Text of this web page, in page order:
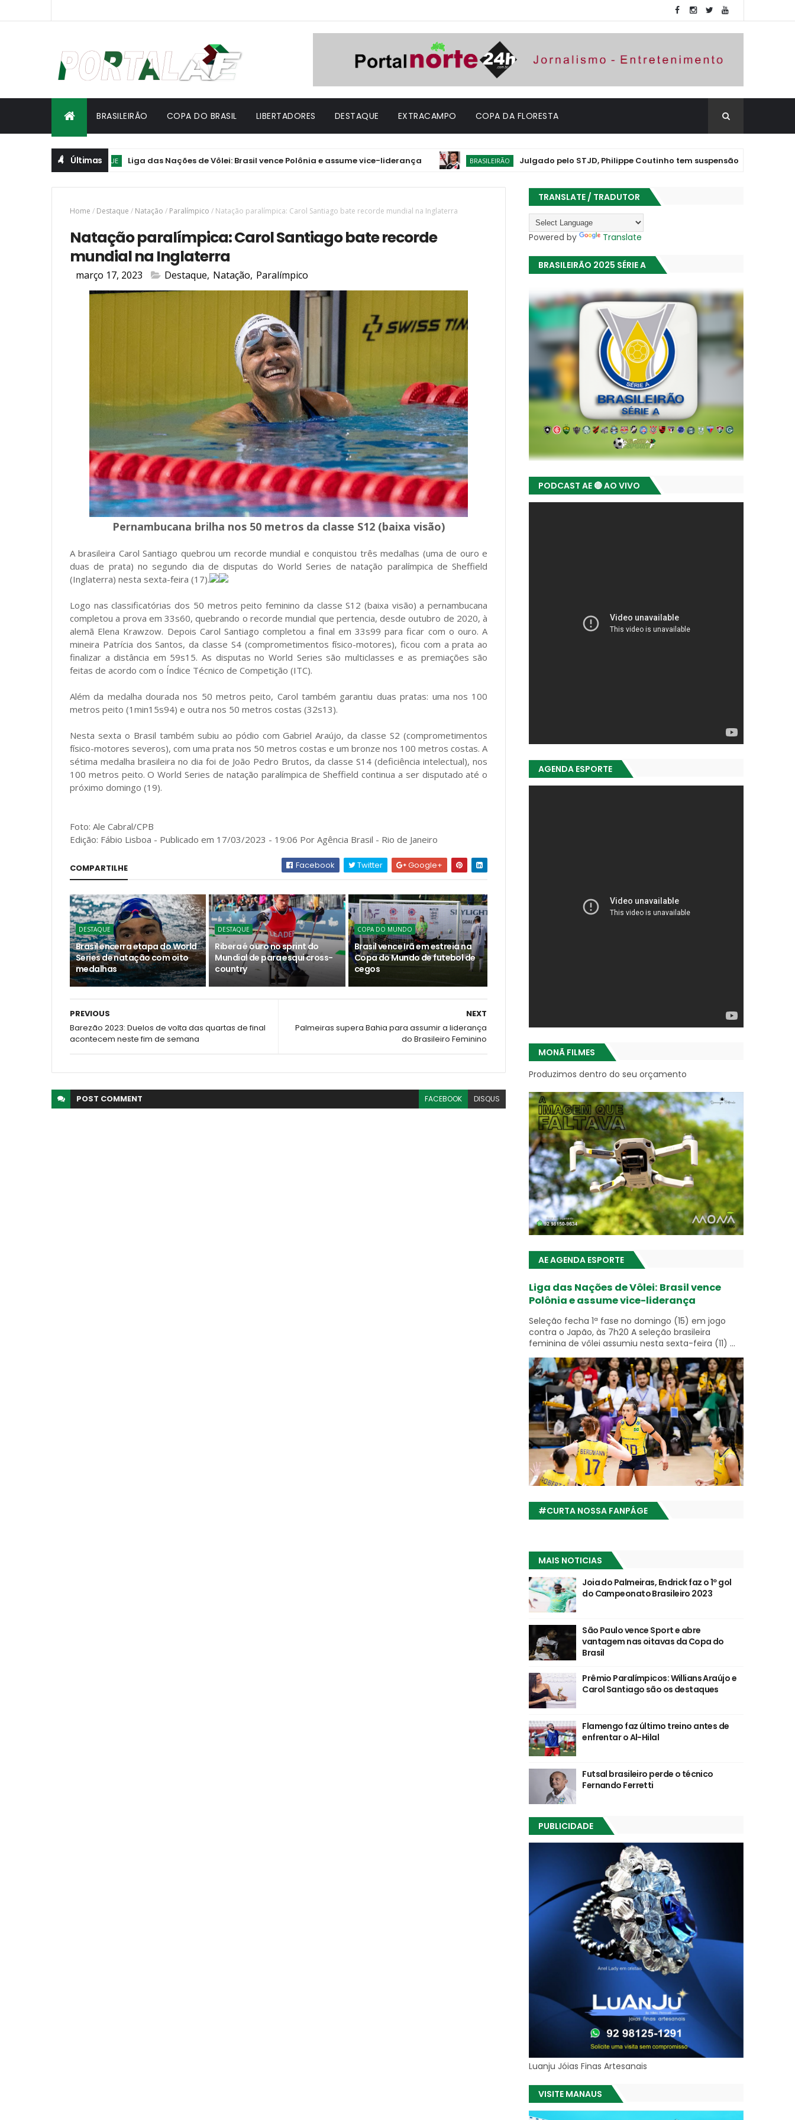
BRASILEIRÃO COPA DO BRASIL LIBERTADORES DESTAQUE EXTRACAMPO COPA DA FLORESTA
Últimas
DESTAQUE Liga das Nações de Vôlei: Brasil vence Polônia e assume vice-liderança BRASILEIRÃO Julgado pelo STJD, Philippe Coutinho tem suspensão convertida em
Home / Destaque / Natação / Paralímpico / Natação paralímpica: Carol Santiago bate recorde mundial na Inglaterra
Natação paralímpica: Carol Santiago bate recorde
mundial na Inglaterra
março 17, 2023 Destaque, Natação, Paralímpico
Pernambucana brilha nos 50 metros da classe S12 (baixa visão)
A brasileira Carol Santiago quebrou um recorde mundial e conquistou três medalhas (uma de ouro e
duas de prata) no segundo dia de disputas do World Series de natação paralímpica de Sheffield
(Inglaterra) nesta sexta-feira (17).
Logo nas classificatórias dos 50 metros peito feminino da classe S12 (baixa visão) a pernambucana
completou a prova em 33s60, quebrando o recorde mundial que pertencia, desde outubro de 2020, à
alemã Elena Krawzow. Depois Carol Santiago completou a final em 33s99 para ficar com o ouro. A
mineira Patrícia dos Santos, da classe S4 (comprometimentos físico-motores), ficou com a prata ao
finalizar a distância em 59s15. As disputas no World Series são multiclasses e as premiações são
feitas de acordo com o Índice Técnico de Competição (ITC).
Além da medalha dourada nos 50 metros peito, Carol também garantiu duas pratas: uma nos 100
metros peito (1min15s94) e outra nos 50 metros costas (32s13).
Nesta sexta o Brasil também subiu ao pódio com Gabriel Araújo, da classe S2 (comprometimentos
físico-motores severos), com uma prata nos 50 metros costas e um bronze nos 100 metros costas. A
sétima medalha brasileira no dia foi de João Pedro Brutos, da classe S14 (deficiência intelectual), nos
100 metros peito. O World Series de natação paralímpica de Sheffield continua a ser disputado até o
próximo domingo (19).
Foto: Ale Cabral/CPB
Edição: Fábio Lisboa - Publicado em 17/03/2023 - 19:06 Por Agência Brasil - Rio de Janeiro
COMPARTILHE Facebook Twitter Google+
DESTAQUE
Brasil encerra etapa do World
Series de natação com oito
medalhas
DESTAQUE
Ribera é ouro no sprint do
Mundial de para esqui cross-
country
COPA DO MUNDO
Brasil vence Irã em estreia na
Copa do Mundo de futebol de
cegos
NEXT
Palmeiras supera Bahia para assumir a liderança
do Brasileiro Feminino
PREVIOUS
Barezão 2023: Duelos de volta das quartas de final
acontecem neste fim de semana
POST COMMENT FACEBOOK DISQUS
TRANSLATE / TRADUTOR
Powered by Translate
BRASILEIRÃO 2025 SÉRIE A
PODCAST AE 🔴 AO VIVO
AGENDA ESPORTE
MONÃ FILMES
Produzimos dentro do seu orçamento
AE AGENDA ESPORTE
Liga das Nações de Vôlei: Brasil vence
Polônia e assume vice-liderança
Seleção fecha 1ª fase no domingo (15) em jogo
contra o Japão, às 7h20 A seleção brasileira
feminina de vôlei assumiu nesta sexta-feira (11) ...
#CURTA NOSSA FANPÁGE
MAIS NOTICIAS
Joia do Palmeiras, Endrick faz o 1º gol
do Campeonato Brasileiro 2023
São Paulo vence Sport e abre
vantagem nas oitavas da Copa do
Brasil
Prêmio Paralímpicos: Willians Araújo e
Carol Santiago são os destaques
Flamengo faz último treino antes de
enfrentar o Al-Hilal
Futsal brasileiro perde o técnico
Fernando Ferretti
PUBLICIDADE
Luanju Jóias Finas Artesanais
VISITE MANAUS